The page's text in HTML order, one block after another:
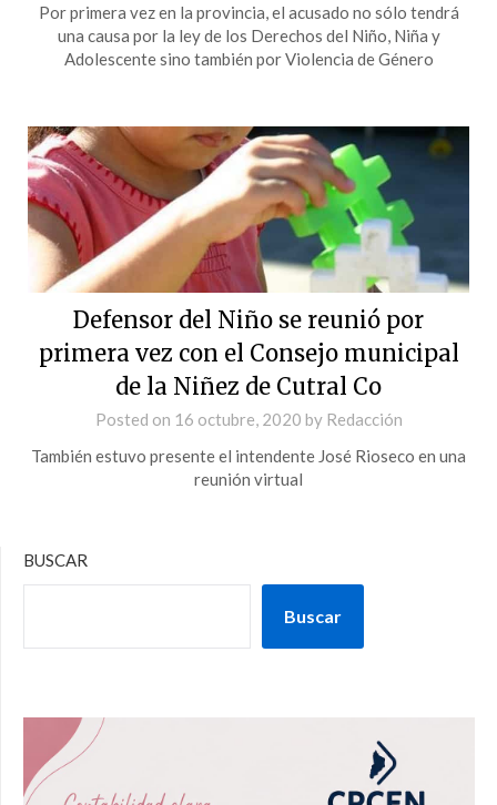
Por primera vez en la provincia, el acusado no sólo tendrá
una causa por la ley de los Derechos del Niño, Niña y
Adolescente sino también por Violencia de Género
Defensor del Niño se reunió por
primera vez con el Consejo municipal
de la Niñez de Cutral Co
Posted on 16 octubre, 2020 by Redacción
También estuvo presente el intendente José Rioseco en una
reunión virtual
BUSCAR
Buscar